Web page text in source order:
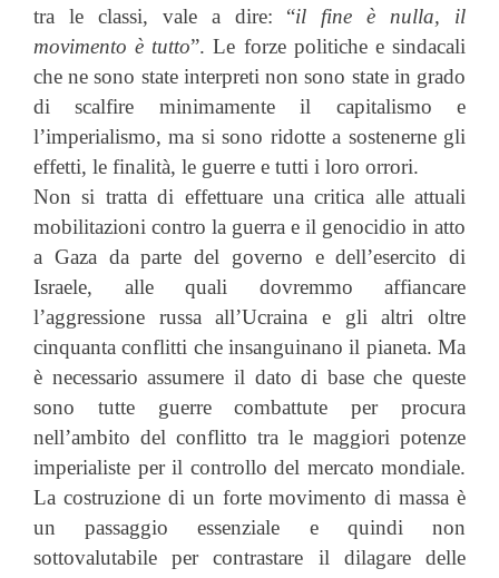
tra le classi, vale a dire: “il fine è nulla, il
movimento è tutto”. Le forze politiche e sindacali
che ne sono state interpreti non sono state in grado
di scalfire minimamente il capitalismo e
l’imperialismo, ma si sono ridotte a sostenerne gli
effetti, le finalità, le guerre e tutti i loro orrori.
Non si tratta di effettuare una critica alle attuali
mobilitazioni contro la guerra e il genocidio in atto
a Gaza da parte del governo e dell’esercito di
Israele, alle quali dovremmo affiancare
l’aggressione russa all’Ucraina e gli altri oltre
cinquanta conflitti che insanguinano il pianeta. Ma
è necessario assumere il dato di base che queste
sono tutte guerre combattute per procura
nell’ambito del conflitto tra le maggiori potenze
imperialiste per il controllo del mercato mondiale.
La costruzione di un forte movimento di massa è
un passaggio essenziale e quindi non
sottovalutabile per contrastare il dilagare delle